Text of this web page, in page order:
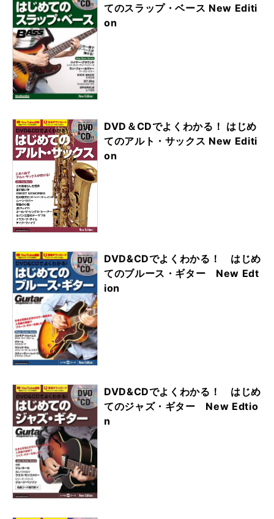
てのスラップ・ベース New Editi
on
DVD＆CDでよくわかる！ はじめ
てのアルト・サックス New Editi
on
DVD&CDでよくわかる！ はじめ
てのブルース・ギター New Edt
ion
DVD&CDでよくわかる！ はじめ
てのジャズ・ギター New Edtio
n